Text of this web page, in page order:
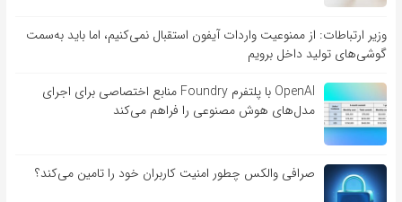
وزیر ارتباطات: از ممنوعیت واردات آیفون استقبال نمی‌کنیم، اما باید به‌سمت
گوشی‌های تولید داخل برویم
OpenAI با پلتفرم Foundry منابع اختصاصی برای اجرای
مدل‌های هوش مصنوعی را فراهم می‌کند
صرافی والکس چطور امنیت کاربران خود را تامین می‌کند؟